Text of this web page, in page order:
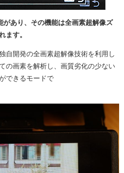
があり、その機能は全画素超解像ズ
ます。
自開発の全画素超解像技術を利用し
の画素を解析し、画質劣化の少ない
できるモードで